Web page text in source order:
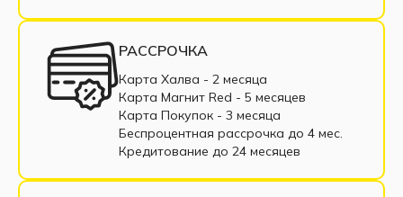
Маленькие диваны
Большие диваны
Диваны с подлокотниками
Диваны из ткани
Диваны в рассрочку
Недорогие диваны
Прямые диваны
Раскладные диваны
Диваны из рогожки
Диваны из велюра
РАССРОЧКА
Карта Халва - 2 месяца
Карта Магнит Red - 5 месяцев
Карта Покупок - 3 месяца
Беспроцентная рассрочка до 4 мес.
Кредитование до 24 месяцев